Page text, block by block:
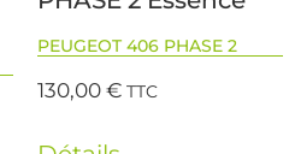
PEUGEOT 406 PHASE 2
130,00€ TTC